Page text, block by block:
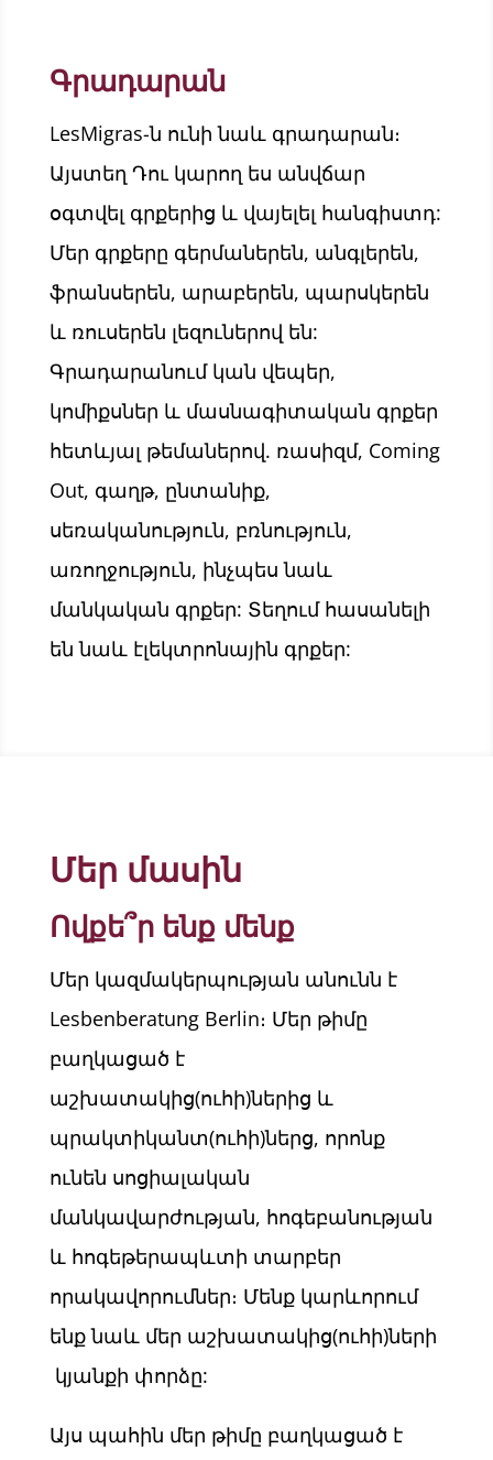
Գրադարան
LesMigras-ն ունի նաև գրադարան։
Այստեղ Դու կարող ես անվճար
օգտվել գրքերից և վայելել հանգիստդ:
Մեր գրքերը գերմաներեն, անգլերեն,
ֆրանսերեն, արաբերեն, պարսկերեն
և ռուսերեն լեզուներով են:
Գրադարանում կան վեպեր,
կոմիքսներ և մասնագիտական գրքեր
հետևյալ թեմաներով. ռասիզմ, Coming
Out, գաղթ, ընտանիք,
սեռականություն, բռնություն,
առողջություն, ինչպես նաև
մանկական գրքեր: Տեղում հասանելի
են նաև էլեկտրոնային գրքեր:
Մեր մասին
Ովքե՞ր ենք մենք
Մեր կազմակերպության անունն է
Lesbenberatung Berlin։ Մեր թիմը
բաղկացած է
աշխատակից(ուհի)ներից և
պրակտիկանտ(ուհի)ներց, որոնք
ունեն սոցիալական
մանկավարժության, հոգեբանության
և հոգեթերապևտի տարբեր
որակավորումներ։ Մենք կարևորում
ենք նաև մեր աշխատակից(ուհի)ների
կյանքի փորձը:
Այս պահին մեր թիմը բաղկացած է